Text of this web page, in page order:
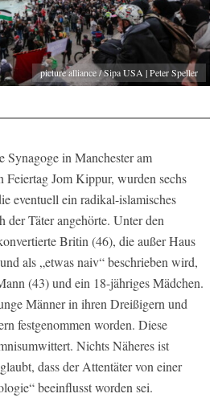
picture alliance / Sipa USA | Peter Speller
Synagoge in Manchester am
Feiertag Jom Kippur, wurden sechs
eventuell ein radikal-islamisches
der Täter angehörte. Unter den
Britin (46), die außer Haus
als „etwas naiv“ beschrieben wird,
(43) und ein 18-jähriges Mädchen.
Männer in ihren Dreißigern und
festgenommen worden. Diese
Nichts Näheres ist
dass der Attentäter von einer
beeinflusst worden sei.